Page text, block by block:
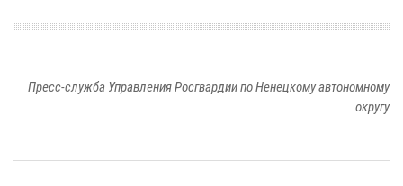
Пресс-служба Управления Росгвардии по Ненецкому автономному
округу